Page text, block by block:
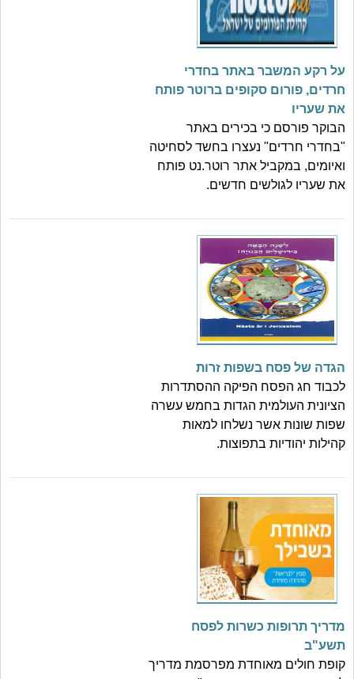
על רקע המשבר באתר בחדרי
חרדים, פורום סקופים ברוטר פותח
את שעריו
הבוקר פורסם כי בכירים באתר
"בחדרי חרדים" נעצרו בחשד לסחיטה
ואיומים, במקביל אתר רוטר.נט פותח
את שעריו לגולשים חדשים.
הגדה של פסח בשפות זרות
לכבוד חג הפסח הפיקה ההסתדרות
הציונית העולמית הגדות בחמש עשרה
שפות שונות אשר נשלחו למאות
קהילות יהודיות בתפוצות.
מדריך תרופות כשרות לפסח
תשע"ב
קופת חולים מאוחדת מפרסמת מדריך